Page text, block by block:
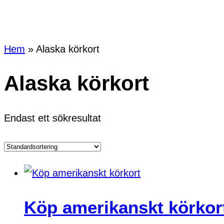
Hem » Alaska körkort
Alaska körkort
Endast ett sökresultat
Köp amerikanskt